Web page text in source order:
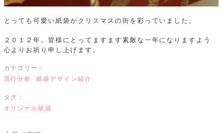
とっても可愛い紙袋がクリスマスの街を彩っていました。
２０１２年。皆様にとってますます素敵な一年になりますよう
心よりお祈り申し上げます。
カテゴリー：
流行分析
紙袋デザイン紹介
タグ：
オリジナル紙袋